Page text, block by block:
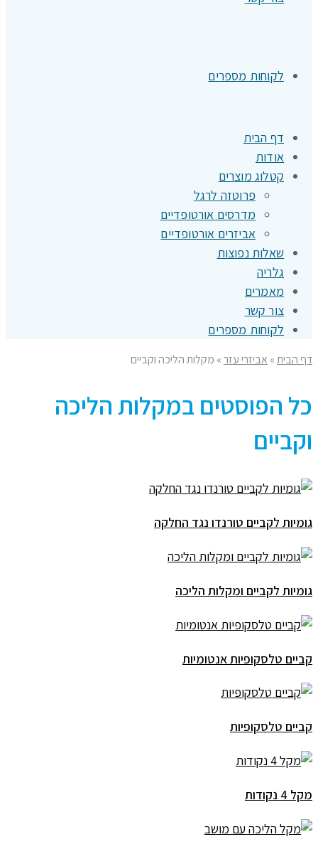
לקוחות מספרים
דף הבית
אודות
קטלוג מוצרים
פרוטזה לרגל
מדרסים אורטופדיים
אביזרים אורטופדיים
שאלות נפוצות
גלריה
מאמרים
צור קשר
לקוחות מספרים
דף הבית» אביזרי עזר» מקלות הליכה וקביים
כל הפוסטים במקלות הליכה
וקביים
גומיות לקביים טורנדו נגד החלקה
גומיות לקביים ומקלות הליכה
קביים טלסקופיות אנטומיות
קביים טלסקופיות
מקל 4 נקודות